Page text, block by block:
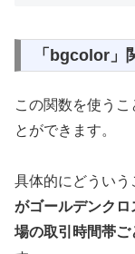
「bgcolor」
この関数を使うこ
とができます。
具体的にどういう
がゴールデンク
場の取引時間帯ご